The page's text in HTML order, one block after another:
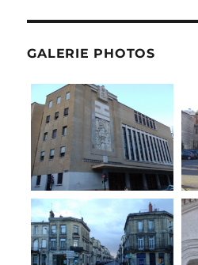
GALERIE PHOTOS